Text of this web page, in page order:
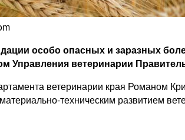
особо опасных и заразных
Управления ветеринарии
ветеринарии края Романом
техническим развитием